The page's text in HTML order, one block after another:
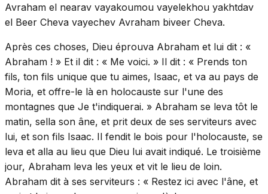
Avraham el nearav vayakoumou vayelekhou yakhtdav
el Beer Cheva vayechev Avraham biveer Cheva.
Après ces choses, Dieu éprouva Abraham et lui dit : «
Abraham ! » Et il dit : « Me voici. » Il dit : « Prends ton
fils, ton fils unique que tu aimes, Isaac, et va au pays de
Moria, et offre-le là en holocauste sur l'une des
montagnes que Je t'indiquerai. » Abraham se leva tôt le
matin, sella son âne, et prit deux de ses serviteurs avec
lui, et son fils Isaac. Il fendit le bois pour l'holocauste, se
leva et alla au lieu que Dieu lui avait indiqué. Le troisième
jour, Abraham leva les yeux et vit le lieu de loin.
Abraham dit à ses serviteurs : « Restez ici avec l'âne, et